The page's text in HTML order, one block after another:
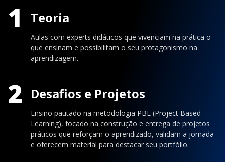
1 Teoria
Aulas com experts didáticos que vivenciam na prática o
que ensinam e possibilitam o seu protagonismo na
aprendizagem.
2 Desafios e Projetos
Ensino pautado na metodologia PBL (Project Based
Learning), focado na construção e entrega de projetos
práticos que reforçam o aprendizado, validam a jornada
e oferecem material para destacar seu portfólio.